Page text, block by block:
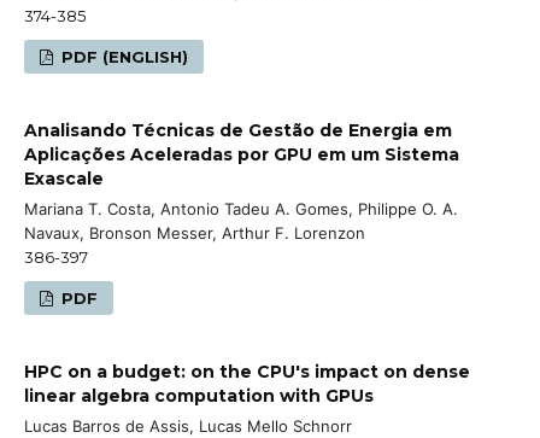
374-385
PDF (ENGLISH)
Analisando Técnicas de Gestão de Energia em
Aplicações Aceleradas por GPU em um Sistema
Exascale
Mariana T. Costa, Antonio Tadeu A. Gomes, Philippe O. A.
Navaux, Bronson Messer, Arthur F. Lorenzon
386-397
PDF
HPC on a budget: on the CPU's impact on dense
linear algebra computation with GPUs
Lucas Barros de Assis, Lucas Mello Schnorr